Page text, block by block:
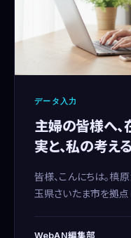
データ入力
主婦の皆様へ
実と、私の考え
皆様、こんにちは。槙
玉県さいたま市を拠点
WebAN編集部